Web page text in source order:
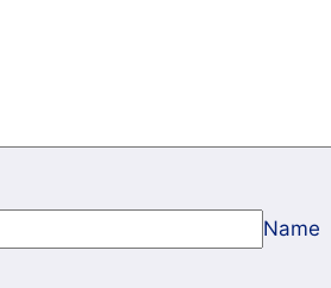
Name